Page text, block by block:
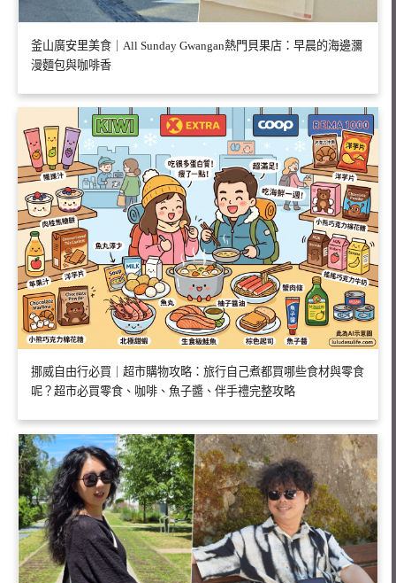
釜山廣安里美食｜All Sunday Gwangan熱門貝果店：早晨的海邊瀰
漫麵包與咖啡香
挪威自由行必買｜超市購物攻略：旅行自己煮都買哪些食材與零食
呢？超市必買零食、咖啡、魚子醬、伴手禮完整攻略